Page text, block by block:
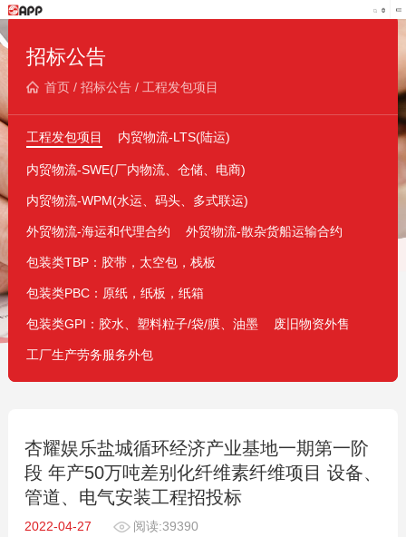
招标公告
首页/ 招标公告/ 工程发包项目
工程发包项目 内贸物流-LTS(陆运)
内贸物流-SWE(厂内物流、仓储、电商)
内贸物流-WPM(水运、码头、多式联运)
外贸物流-海运和代理合约 外贸物流-散杂货船运输合约
包装类TBP：胶带，太空包，栈板
包装类PBC：原纸，纸板，纸箱
包装类GPI：胶水、塑料粒子/袋/膜、油墨 废旧物资外售
工厂生产劳务服务外包
杏耀娱乐盐城循环经济产业基地一期第一阶
段 年产50万吨差别化纤维素纤维项目 设备、
管道、电气安装工程招投标
2022-04-27
阅读:39390